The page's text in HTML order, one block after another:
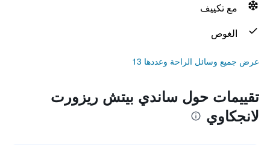
مع تكييف
الغوص
عرض جميع وسائل الراحة وعددها 13
تقييمات حول ساندي بيتش ريزورت
لانجكاوي